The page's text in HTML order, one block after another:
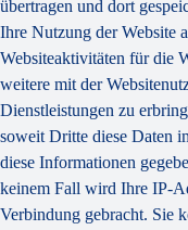
übertragen und dort
Ihre Nutzung der Website
Websiteaktivitäten für die
weitere mit der
Dienstleistungen zu
soweit Dritte diese Daten
diese Informationen
keinem Fall wird Ihre IP-
Verbindung gebracht. Sie